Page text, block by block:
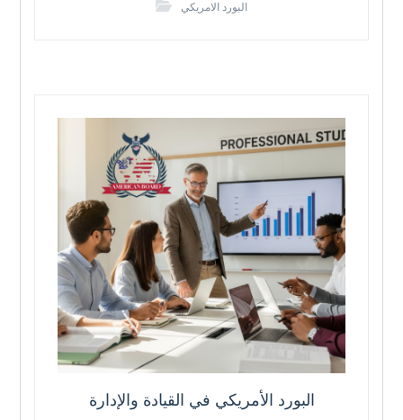
البورد الامريكي
البورد الأمريكي في القيادة والإدارة